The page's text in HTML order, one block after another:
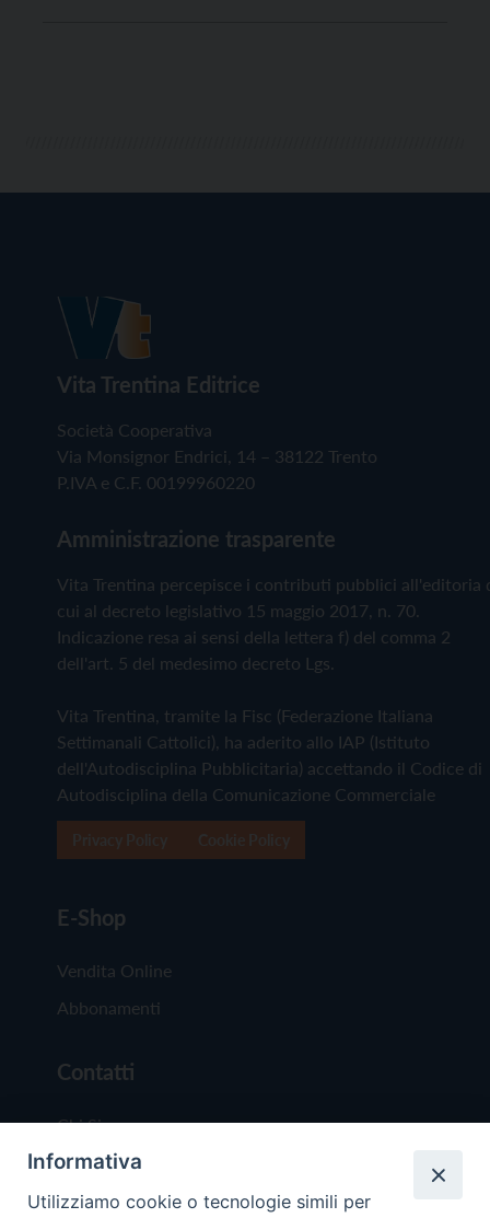
Vita Trentina Editrice
Società Cooperativa
Via Monsignor Endrici, 14 – 38122 Trento
P.IVA e C.F. 00199960220
Amministrazione trasparente
Vita Trentina percepisce i contributi pubblici all'editoria
cui al decreto legislativo 15 maggio 2017, n. 70.
Indicazione resa ai sensi della lettera f) del comma 2
dell'art. 5 del medesimo decreto Lgs.
Vita Trentina, tramite la Fisc (Federazione Italiana
Settimanali Cattolici), ha aderito allo IAP (Istituto
dell'Autodisciplina Pubblicitaria) accettando il Codice di
Autodisciplina della Comunicazione Commerciale
E-Shop
Vendita Online
Abbonamenti
Contatti
Chi Siamo
Redazione
Scrivici
Informativa
Utilizziamo cookie o tecnologie simili per